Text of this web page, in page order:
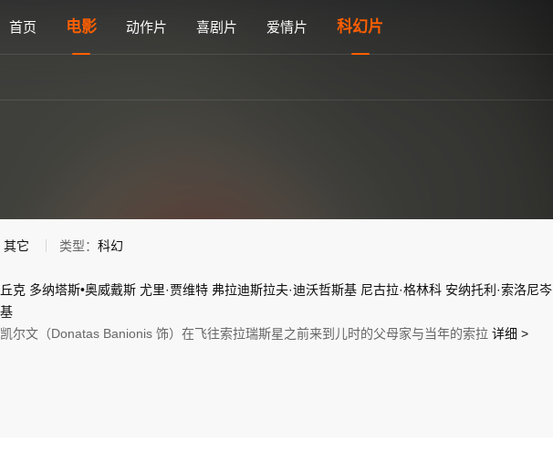
首页 电影 动作片 喜剧片 爱情片 科幻片
看 - 雅思电影网
其它 类型： 科幻
克 多纳塔斯•奥威戴斯 尤里·贾维特 弗拉迪斯拉夫·迪沃哲斯基 尼古拉·格林科 安纳托利·索洛尼岑
尔文（Donatas Banionis 饰）在飞往索拉瑞斯星之前来到儿时的父母家与当年的索拉 详细 >